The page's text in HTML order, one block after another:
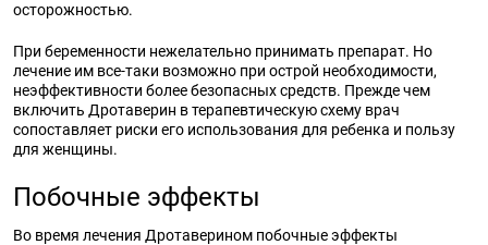
осторожностью.
При беременности нежелательно принимать препарат. Но
лечение им все-таки возможно при острой необходимости,
неэффективности более безопасных средств. Прежде чем
включить Дротаверин в терапевтическую схему врач
сопоставляет риски его использования для ребенка и пользу
для женщины.
Побочные эффекты
Во время лечения Дротаверином побочные эффекты